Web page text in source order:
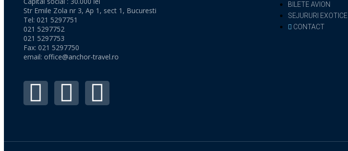
Str Emile Zola nr 3, Ap 1, sect 1, Bucuresti
Tel: 021 5297751
021 5297752
021 5297753
Fax: 021 5297750
email: office@anchor-travel.ro
BILETE AVION
SEJURURI EXOTICE
CONTACT